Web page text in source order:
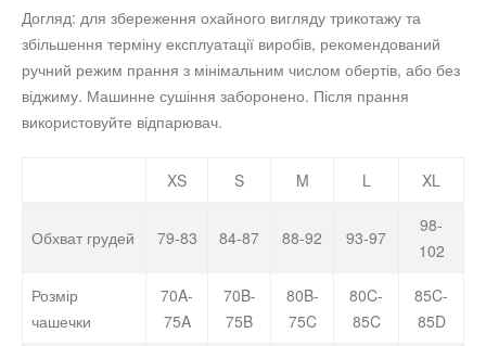
Догляд: для збереження охайного вигляду трикотажу та
збільшення терміну експлуатації виробів, рекомендований
ручний режим прання з мінімальним числом обертів, або без
віджиму. Машинне сушіння заборонено. Після прання
використовуйте відпарювач.
XS S M L XL
Обхват грудей 79-83 84-87 88-92 93-97
98-
102
Розмір
чашечки
70A-
75A
70B-
75B
80B-
75C
80C-
85C
85C-
85D